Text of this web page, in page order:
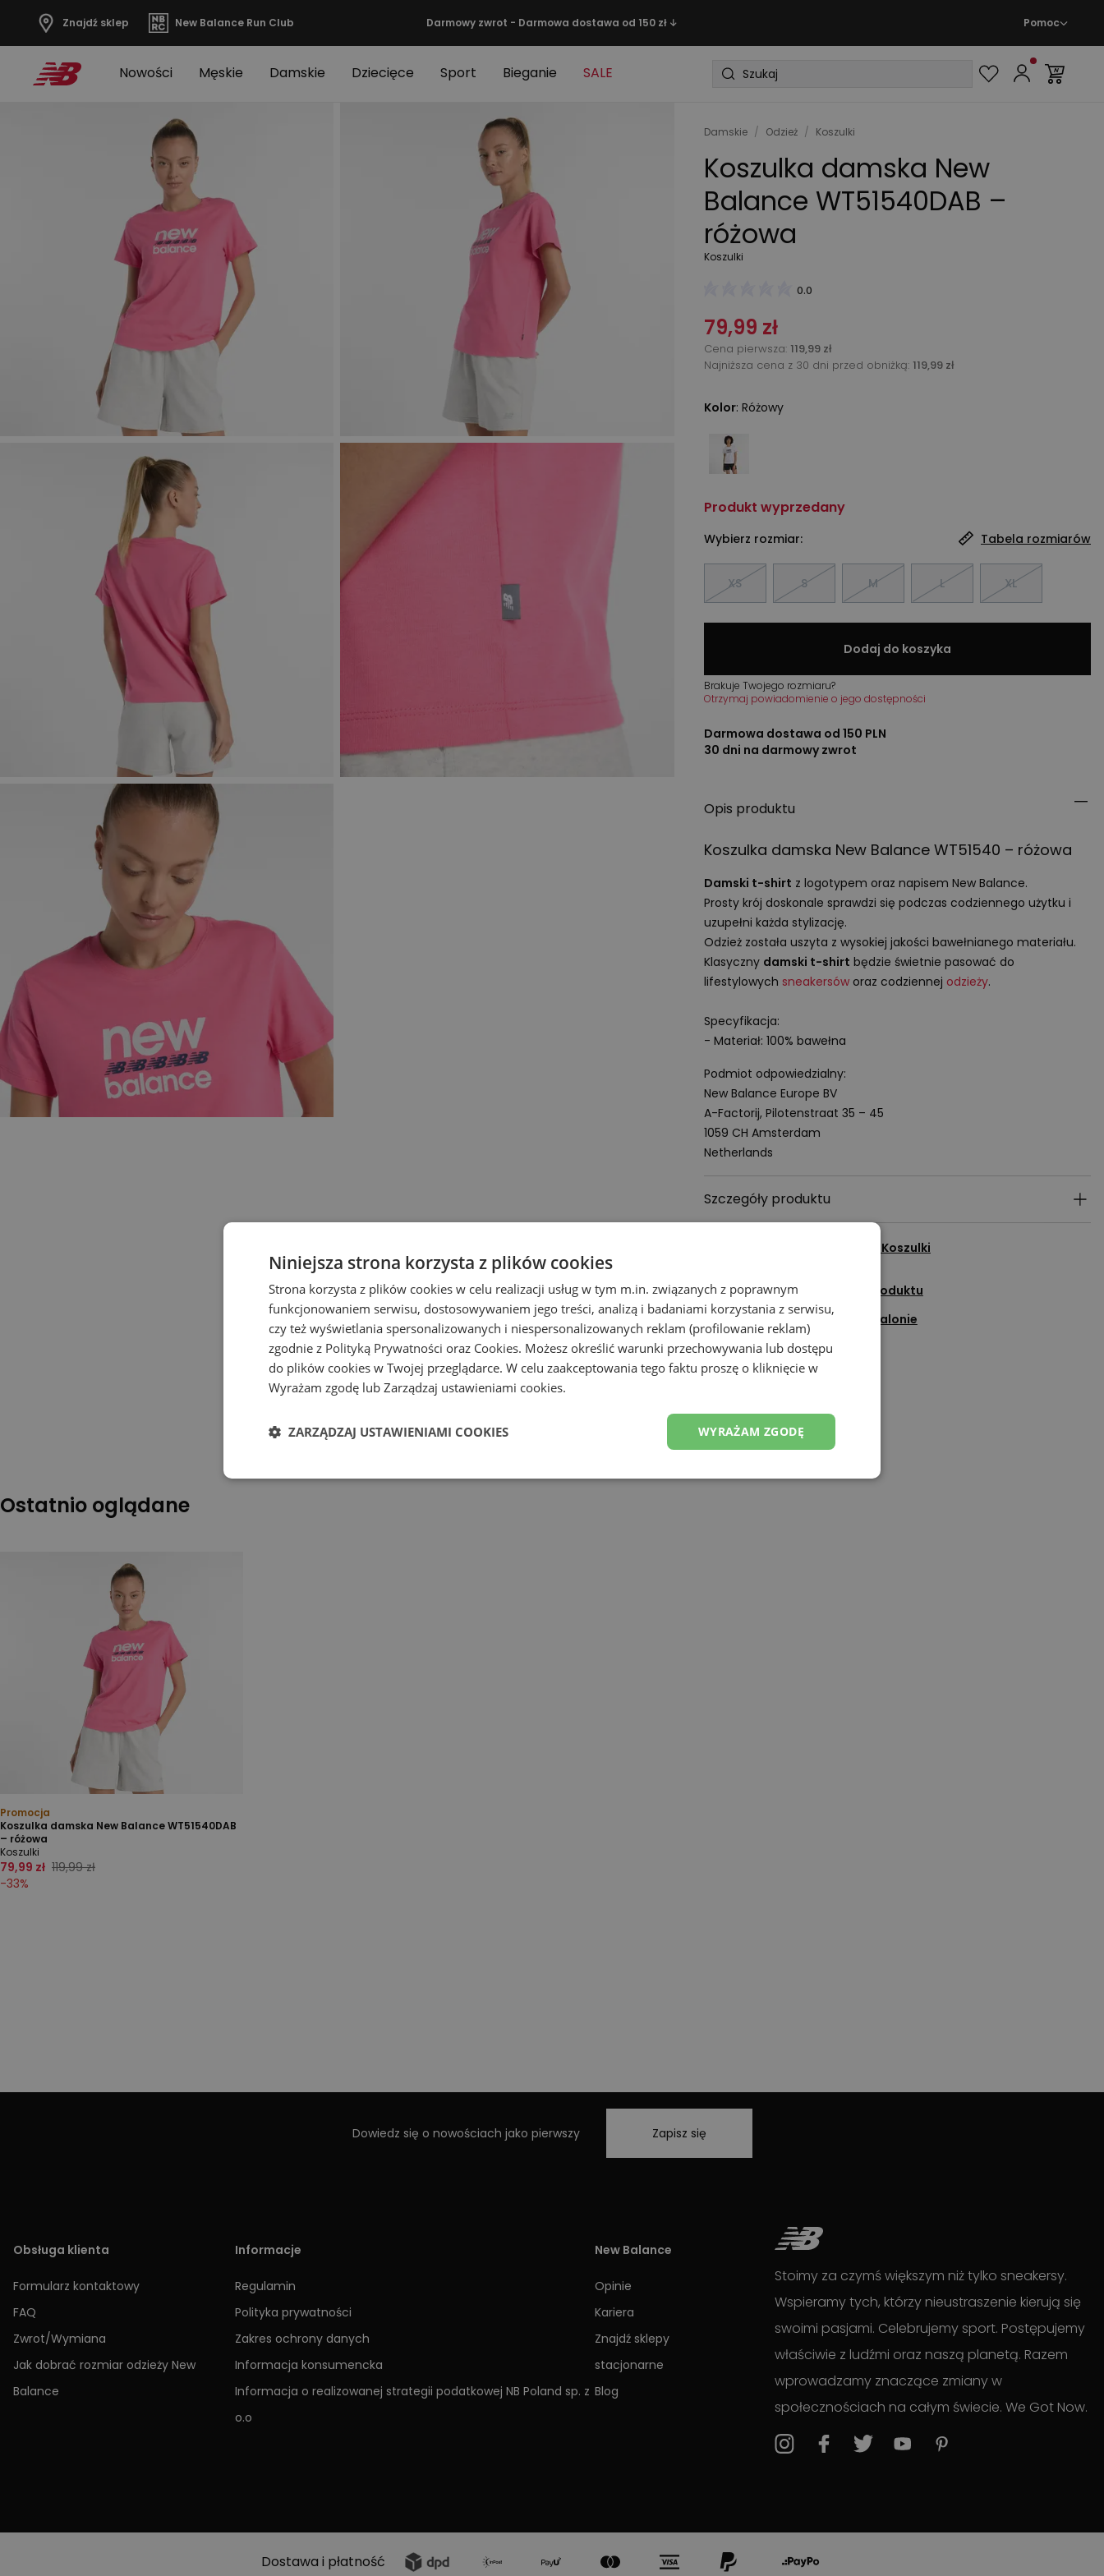
Znajdź sklep New Balance Run Club Darmowy zwrot - Darmowa dostawa od 150 zł ↓ Pomoc
Nowości Męskie Damskie Dziecięce Sport Bieganie SALE
Damskie / Odzież / Koszulki
Koszulka damska New
Balance WT51540DAB –
różowa
Koszulki
0.0
79,99 zł
Cena pierwsza: 119,99 zł
Najniższa cena z 30 dni przed obniżką: 119,99 zł
Kolor: Różowy
Produkt wyprzedany
Wybierz rozmiar: Tabela rozmiarów
XS S M L XL
Dodaj do koszyka
Brakuje Twojego rozmiaru?
Otrzymaj powiadomienie o jego dostępności
Darmowa dostawa od 150 PLN
30 dni na darmowy zwrot
Opis produktu
Koszulka damska New Balance WT51540 – różowa
Damski t-shirt z logotypem oraz napisem New Balance.
Prosty krój doskonale sprawdzi się podczas codziennego użytku i
uzupełni każda stylizację.
Odzież została uszyta z wysokiej jakości bawełnianego materiału.
Klasyczny damski t-shirt będzie świetnie pasować do
lifestylowych sneakersóworaz codziennej odzieży.
Specyfikacja:
- Materiał: 100% bawełna
Podmiot odpowiedzialny:
New Balance Europe BV
A-Factorij, Pilotenstraat 35 – 45
1059 CH Amsterdam
Netherlands
Szczegóły produktu
Koszulki
Zadaj pytanie do tego produktu
Sprawdź dostępność w salonie
Dodaj do ulubionych
Porozmawiaj na czacie
Ostatnio oglądane
Promocja
Koszulka damska New Balance WT51540DAB
– różowa
Koszulki
79,99 zł 119,99 zł
-33%
Dowiedz się o nowościach jako pierwszy Zapisz się
Obsługa klienta
Formularz kontaktowy
FAQ
Zwrot/Wymiana
Jak dobrać rozmiar odzieży New
Balance
Informacje
Regulamin
Polityka prywatności
Zakres ochrony danych
Informacja konsumencka
Informacja o realizowanej strategii podatkowej NB Poland sp. z
o.o
New Balance
Opinie
Kariera
Znajdź sklepy
stacjonarne
Blog
Stoimy za czymś większym niż tylko sneakersy.
Wspieramy tych, którzy nieustraszenie kierują się
swoimi pasjami. Celebrujemy sport. Postępujemy
właściwie z ludźmi oraz naszą planetą. Razem
wprowadzamy znaczące zmiany w
społecznościach na całym świecie. We Got Now.
Dostawa i płatność
Niniejsza strona korzysta z plików cookies
Strona korzysta z plików cookies w celu realizacji usług w tym m.in. związanych z poprawnym
funkcjonowaniem serwisu, dostosowywaniem jego treści, analizą i badaniami korzystania z serwisu,
czy też wyświetlania spersonalizowanych i niespersonalizowanych reklam (profilowanie reklam)
zgodnie z Polityką Prywatności oraz Cookies. Możesz określić warunki przechowywania lub dostępu
do plików cookies w Twojej przeglądarce. W celu zaakceptowania tego faktu proszę o kliknięcie w
Wyrażam zgodę lub Zarządzaj ustawieniami cookies.
WYRAŻAM ZGODĘ
ZARZĄDZAJ USTAWIENIAMI COOKIES